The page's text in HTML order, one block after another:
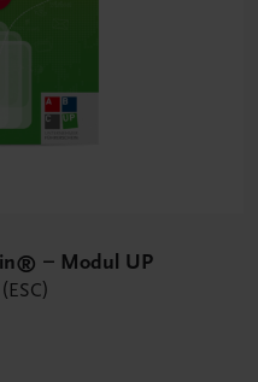
– Modul UP